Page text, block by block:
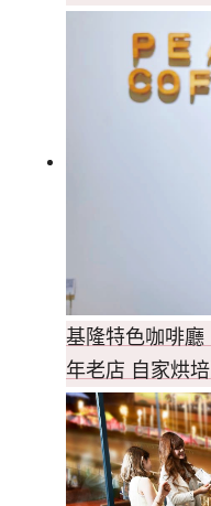
基隆特色咖啡廳
年老店 自家烘